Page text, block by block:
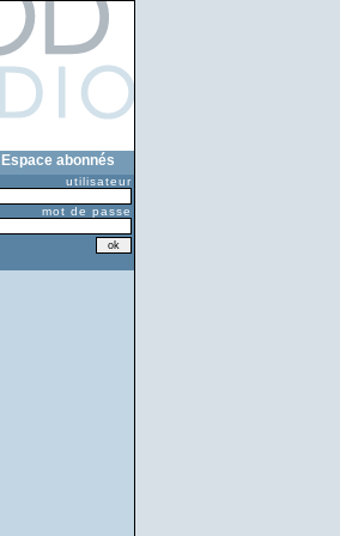
Espace abonnés
utilisateur
mot de passe